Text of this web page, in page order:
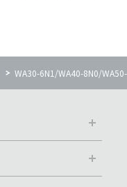
WA30-6N1/WA40-8N0/